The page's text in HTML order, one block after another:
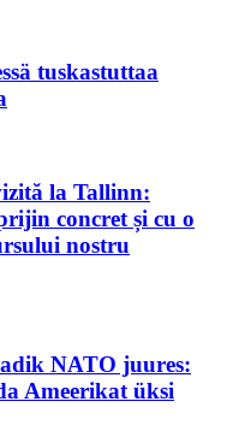
tuskastuttaa
la Tallinn:
concret și cu o
nostru
NATO juures:
Ameerikat üksi